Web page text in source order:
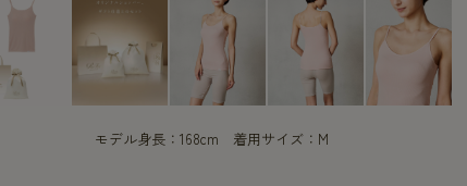
モデル身長：168cm 着用サイズ：M